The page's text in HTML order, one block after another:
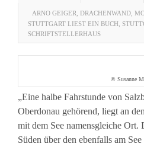
ARNO GEIGER DRACHENWAND
STUTTGART LIEST EIN BUCH
SCHRIFTSTELLERHAUS
© Susanne
„Eine halbe Fahrstunde von
Oberdonau gehörend, liegt an
mit dem See namensgleiche
Süden über den ebenfalls am